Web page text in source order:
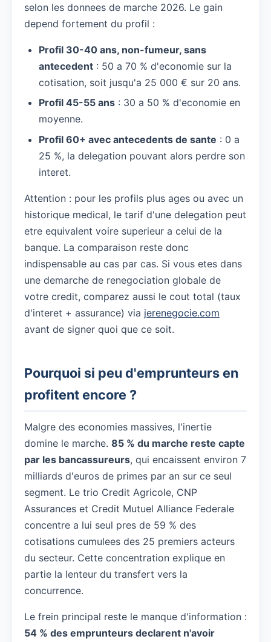
selon les donnees de marche 2026. Le gain
depend fortement du profil :
Profil 30-40 ans, non-fumeur, sans
antecedent : 50 a 70 % d'economie sur la
cotisation, soit jusqu'a 25 000 € sur 20 ans.
Profil 45-55 ans : 30 a 50 % d'economie en
moyenne.
Profil 60+ avec antecedents de sante : 0 a
25 %, la delegation pouvant alors perdre son
interet.
Attention : pour les profils plus ages ou avec un
historique medical, le tarif d'une delegation peut
etre equivalent voire superieur a celui de la
banque. La comparaison reste donc
indispensable au cas par cas. Si vous etes dans
une demarche de renegociation globale de
votre credit, comparez aussi le cout total (taux
d'interet + assurance) via jerenegocie.com
avant de signer quoi que ce soit.
Pourquoi si peu d'emprunteurs en
profitent encore ?
Malgre des economies massives, l'inertie
domine le marche. 85 % du marche reste capte
par les bancassureurs, qui encaissent environ 7
milliards d'euros de primes par an sur ce seul
segment. Le trio Credit Agricole, CNP
Assurances et Credit Mutuel Alliance Federale
concentre a lui seul pres de 59 % des
cotisations cumulees des 25 premiers acteurs
du secteur. Cette concentration explique en
partie la lenteur du transfert vers la
concurrence.
Le frein principal reste le manque d'information :
54 % des emprunteurs declarent n'avoir